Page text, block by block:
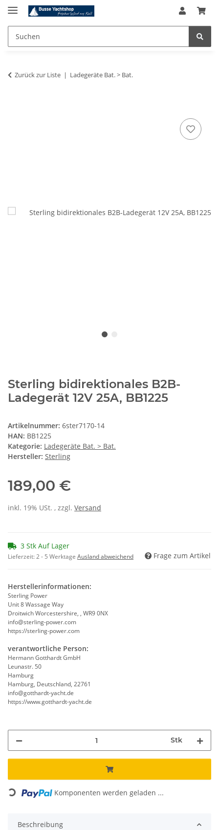
Zurück zur Liste Ladegeräte Bat. > Bat.
Sterling bidirektionales B2B-
Ladegerät 12V 25A, BB1225
Artikelnummer: 6ster7170-14
HAN: BB1225
Kategorie: Ladegeräte Bat. > Bat.
Hersteller: Sterling
189,00 €
inkl. 19% USt. , zzgl. Versand
3 Stk Auf Lager
Lieferzeit:2 - 5 Werktage Ausland abweichend Frage zum Artikel
Herstellerinformationen:
Sterling Power
Unit 8 Wassage Way
Droitwich Worcestershire, , WR9 0NX
info@sterling-power.com
https://sterling-power.com
verantwortliche Person:
Hermann Gotthardt GmbH
Leunastr. 50
Hamburg
Hamburg, Deutschland, 22761
info@gotthardt-yacht.de
https://www.gotthardt-yacht.de
Stk
Loading... Komponenten werden geladen ...
Beschreibung